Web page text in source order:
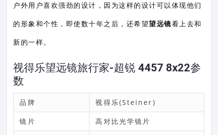
户外用户喜欢强劲的设计，因为这样的设计可以体现他们
的形象和个性，即使数十年之后，还希望望远镜看上去和
新的一样。
视得乐望远镜旅行家-超锐 4457 8x22参
数
品牌 视得乐(Steiner)
镜片 高对比光学镜片